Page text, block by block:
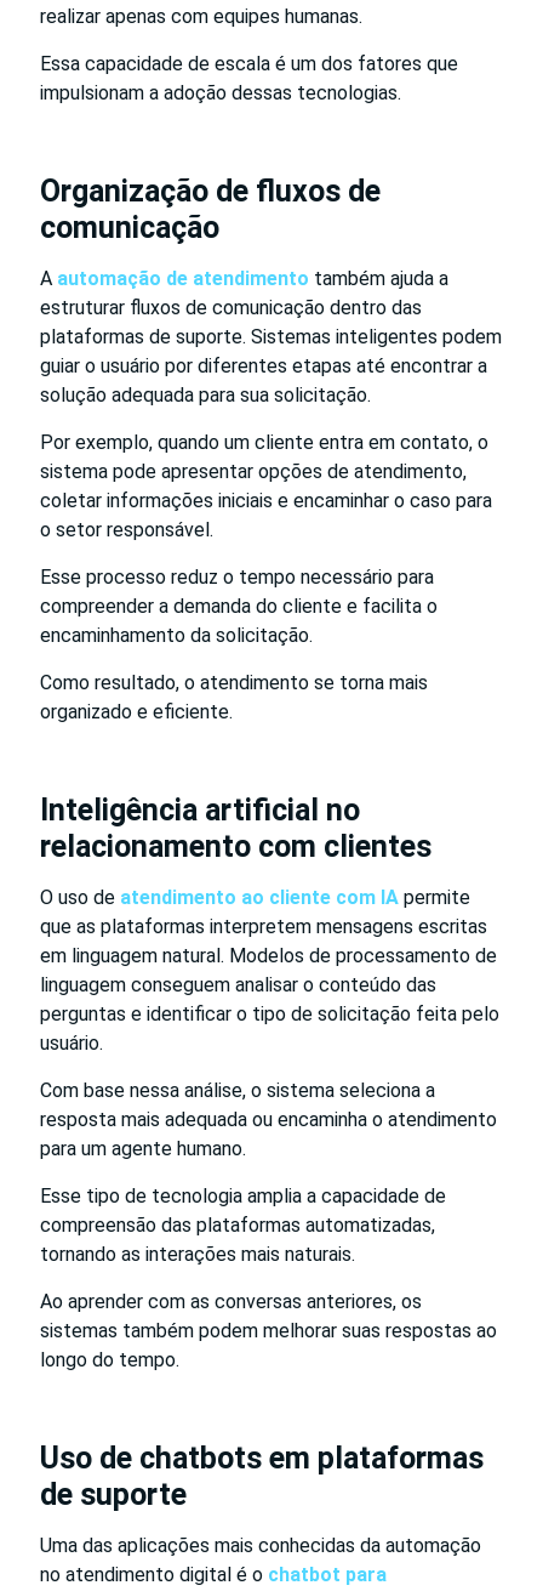
realizar apenas com equipes humanas.
Essa capacidade de escala é um dos fatores que
impulsionam a adoção dessas tecnologias.
Organização de fluxos de
comunicação
A automação de atendimento também ajuda a
estruturar fluxos de comunicação dentro das
plataformas de suporte. Sistemas inteligentes podem
guiar o usuário por diferentes etapas até encontrar a
solução adequada para sua solicitação.
Por exemplo, quando um cliente entra em contato, o
sistema pode apresentar opções de atendimento,
coletar informações iniciais e encaminhar o caso para
o setor responsável.
Esse processo reduz o tempo necessário para
compreender a demanda do cliente e facilita o
encaminhamento da solicitação.
Como resultado, o atendimento se torna mais
organizado e eficiente.
Inteligência artificial no
relacionamento com clientes
O uso de atendimento ao cliente com IA permite
que as plataformas interpretem mensagens escritas
em linguagem natural. Modelos de processamento de
linguagem conseguem analisar o conteúdo das
perguntas e identificar o tipo de solicitação feita pelo
usuário.
Com base nessa análise, o sistema seleciona a
resposta mais adequada ou encaminha o atendimento
para um agente humano.
Esse tipo de tecnologia amplia a capacidade de
compreensão das plataformas automatizadas,
tornando as interações mais naturais.
Ao aprender com as conversas anteriores, os
sistemas também podem melhorar suas respostas ao
longo do tempo.
Uso de chatbots em plataformas
de suporte
Uma das aplicações mais conhecidas da automação
no atendimento digital é o chatbot para